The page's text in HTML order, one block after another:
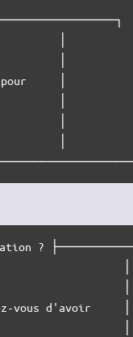
│
│
│
│
?
│
vous d'avoir     │
│